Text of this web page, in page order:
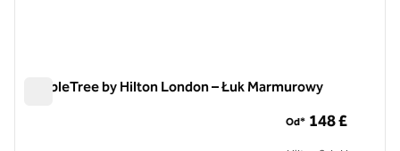
DoubleTree by Hilton London – Łuk Marmurowy
Od* 148 £